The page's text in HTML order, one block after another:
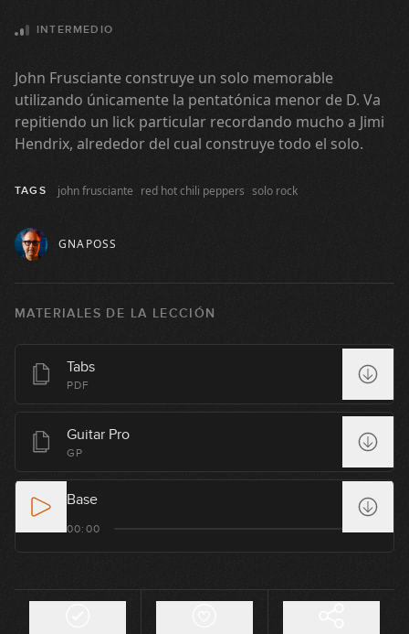
INTERMEDIO
John Frusciante construye un solo memorable
utilizando únicamente la pentatónica menor de D. Va
repitiendo un lick particular recordando mucho a Jimi
Hendrix, alrededor del cual construye todo el solo.
TAGS john frusciante red hot chili peppers solo rock
GNAPOSS
MATERIALES DE LA LECCIÓN
Tabs
PDF
Guitar Pro
GP
Base
00:00
1
16:45
2
Bohemian Rhapsody
3
4
You Shook Me All Night Long
5
09:39
36:49
7
Sweet Child O' Mine